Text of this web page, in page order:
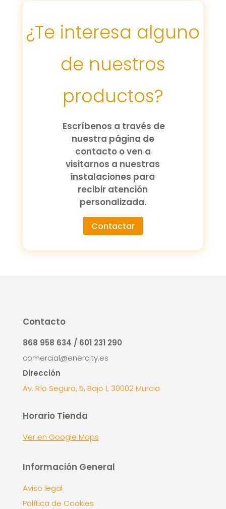
¿Te interesa alguno
de nuestros
productos?
Escríbenos a través de
nuestra página de
contacto o ven a
visitarnos a nuestras
instalaciones para
recibir atención
personalizada.
Contactar
Contacto
868 958 634 / 601 231 290
comercial@enercity.es
Dirección
Av. Río Segura, 5, Bajo 1, 30002 Murcia
Horario Tienda
Ver en Google Maps
Información General
Aviso legal
Política de Cookies